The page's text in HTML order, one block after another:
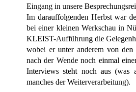
Eingang in unsere
Im darauffolgenden Herbst war
bei einer kleinen Werkschau in
KLEIST-Aufführung die
wobei er unter anderem von den
nach der Wende noch einmal
Interviews steht noch aus
manches der Weiterverarbeitung).